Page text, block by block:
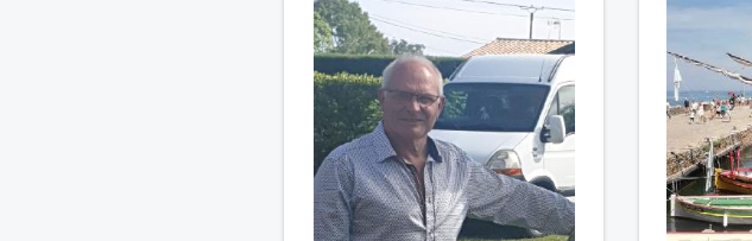
soin de sa compagne dans le
respect, je suis votre "homme"
je veux une vie tranquille
rythmée de balade en forêt ou
sur la plage, pique nique,
barbecue , pour être 2 il faut de
la franchise, de la
communication, de la fidélité ,
du respect et bien sûr de
l'amour